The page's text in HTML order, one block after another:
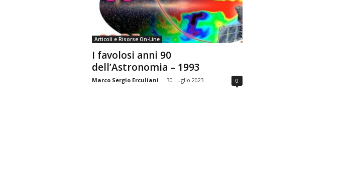
n
o
m
i
Articoli e Risorse On-Line
I favolosi anni 90
dell’Astronomia – 1993
Marco Sergio Erculiani - 30 Luglio 2023 0